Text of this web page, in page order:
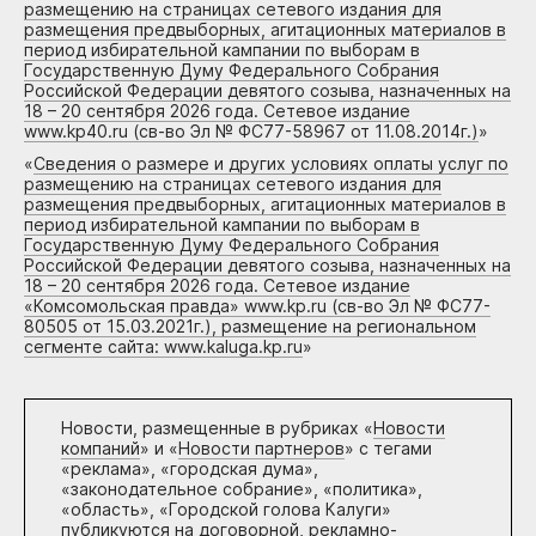
размещению на страницах сетевого издания для
размещения предвыборных, агитационных материалов в
период избирательной кампании по выборам в
Государственную Думу Федерального Собрания
Российской Федерации девятого созыва, назначенных на
18 – 20 сентября 2026 года. Сетевое издание
www.kp40.ru (св-во Эл № ФС77-58967 от 11.08.2014г.)»
«Сведения о размере и других условиях оплаты услуг по
размещению на страницах сетевого издания для
размещения предвыборных, агитационных материалов в
период избирательной кампании по выборам в
Государственную Думу Федерального Собрания
Российской Федерации девятого созыва, назначенных на
18 – 20 сентября 2026 года. Сетевое издание
«Комсомольская правда» www.kp.ru (св-во Эл № ФС77-
80505 от 15.03.2021г.), размещение на региональном
сегменте сайта: www.kaluga.kp.ru»
Новости, размещенные в рубриках «Новости
компаний» и «Новости партнеров» с тегами
«реклама», «городская дума»,
«законодательное собрание», «политика»,
«область», «Городской голова Калуги»
публикуются на договорной, рекламно-